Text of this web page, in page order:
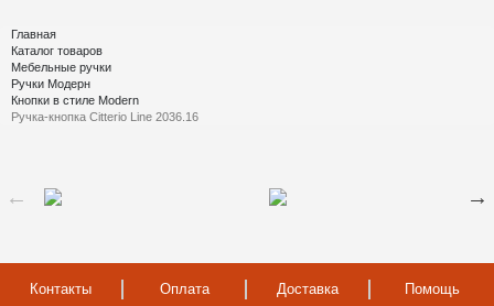
Главная
Каталог товаров
Мебельные ручки
Ручки Модерн
Кнопки в стиле Modern
Ручка-кнопка Citterio Line 2036.16
Контакты Оплата Доставка Помощь